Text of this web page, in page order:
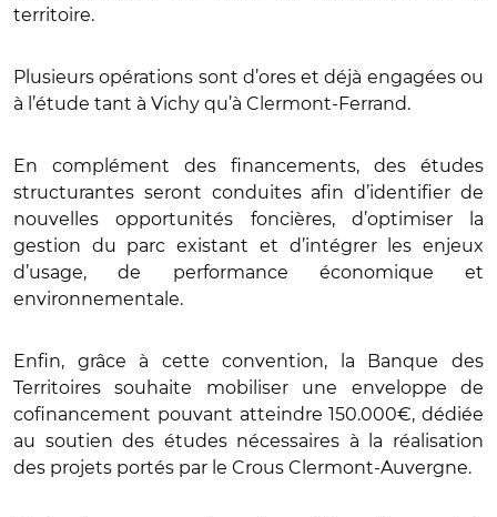
territoire.
Plusieurs opérations sont d’ores et déjà engagées ou
à l’étude tant à Vichy qu’à Clermont-Ferrand.
En complément des financements, des études
structurantes seront conduites afin d’identifier de
nouvelles opportunités foncières, d’optimiser la
gestion du parc existant et d’intégrer les enjeux
d’usage, de performance économique et
environnementale.
Enfin, grâce à cette convention, la Banque des
Territoires souhaite mobiliser une enveloppe de
cofinancement pouvant atteindre 150.000€, dédiée
au soutien des études nécessaires à la réalisation
des projets portés par le Crous Clermont-Auvergne.